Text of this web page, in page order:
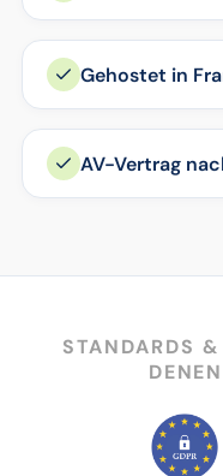
Gehostet in
AV-Vertrag
STANDARDS